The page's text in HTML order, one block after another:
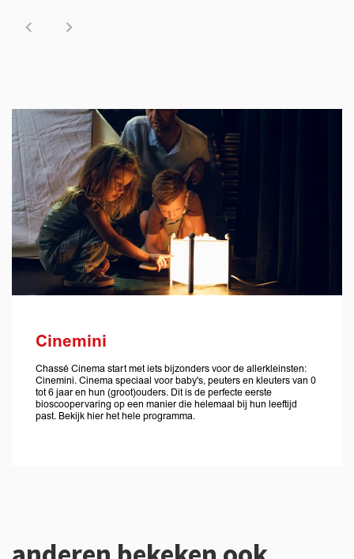
Cinemini
Chassé Cinema start met iets bijzonders voor de allerkleinsten:
Cinemini. Cinema speciaal voor baby's, peuters en kleuters van 0
tot 6 jaar en hun (groot)ouders. Dit is de perfecte eerste
bioscoopervaring op een manier die helemaal bij hun leeftijd
past. Bekijk hier het hele programma.